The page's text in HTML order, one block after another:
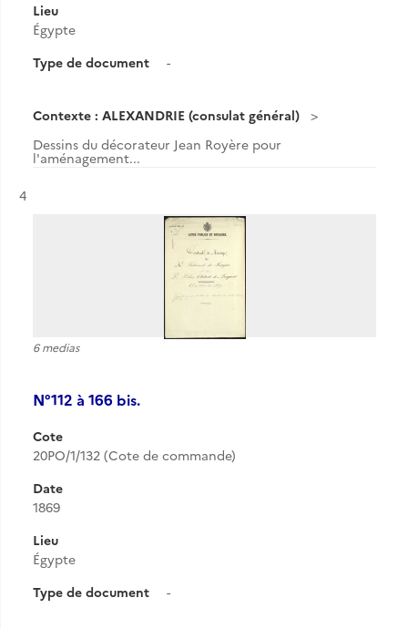
Lieu
Égypte
Type de document
-
Contexte : ALEXANDRIE (consulat général)
Dessins du décorateur Jean Royère pour
l'aménagement...
Résultat n°
4
6 medias
N°112 à 166 bis.
Cote
20PO/1/132 (Cote de commande)
Date
1869
Lieu
Égypte
Type de document
-